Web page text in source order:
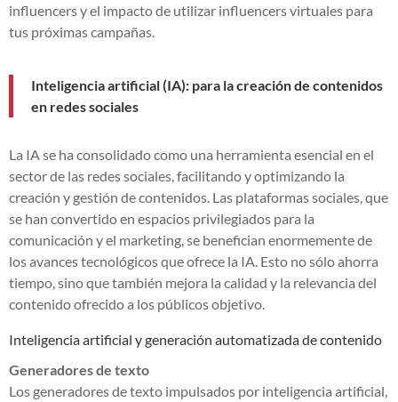
influencers y el impacto de utilizar influencers virtuales para
tus próximas campañas.
Inteligencia artificial (IA): para la creación de contenidos
en redes sociales
La IA se ha consolidado como una herramienta esencial en el
sector de las redes sociales, facilitando y optimizando la
creación y gestión de contenidos. Las plataformas sociales, que
se han convertido en espacios privilegiados para la
comunicación y el marketing, se benefician enormemente de
los avances tecnológicos que ofrece la IA. Esto no sólo ahorra
tiempo, sino que también mejora la calidad y la relevancia del
contenido ofrecido a los públicos objetivo.
Inteligencia artificial y generación automatizada de contenido
Generadores de texto
Los generadores de texto impulsados por inteligencia artificial,